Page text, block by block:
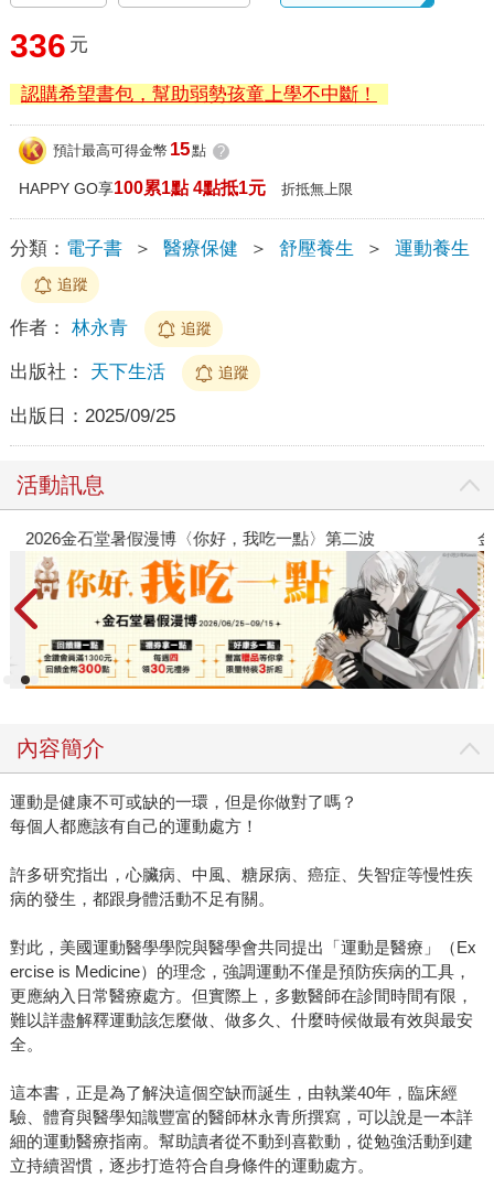
336 元
認購希望書包，幫助弱勢孩童上學不中斷！
預計最高可得金幣 15點 ?
HAPPY GO享100累1點 4點抵1元 折抵無上限
分類： 電子書 ＞ 醫療保健 ＞ 舒壓養生 ＞ 運動養生
追蹤
作者： 林永青 追蹤
出版社： 天下生活 追蹤
出版日： 2025/09/25
活動訊息
2026金石堂暑假漫博〈你好，我吃一點〉第二波
內容簡介
運動是健康不可或缺的一環，但是你做對了嗎？
每個人都應該有自己的運動處方！
許多研究指出，心臟病、中風、糖尿病、癌症、失智症等慢性疾
病的發生，都跟身體活動不足有關。
對此，美國運動醫學學院與醫學會共同提出「運動是醫療」（Ex
ercise is Medicine）的理念，強調運動不僅是預防疾病的工具，
更應納入日常醫療處方。但實際上，多數醫師在診間時間有限，
難以詳盡解釋運動該怎麼做、做多久、什麼時候做最有效與最安
全。
這本書，正是為了解決這個空缺而誕生，由執業40年，臨床經
驗、體育與醫學知識豐富的醫師林永青所撰寫，可以說是一本詳
細的運動醫療指南。幫助讀者從不動到喜歡動，從勉強活動到建
立持續習慣，逐步打造符合自身條件的運動處方。